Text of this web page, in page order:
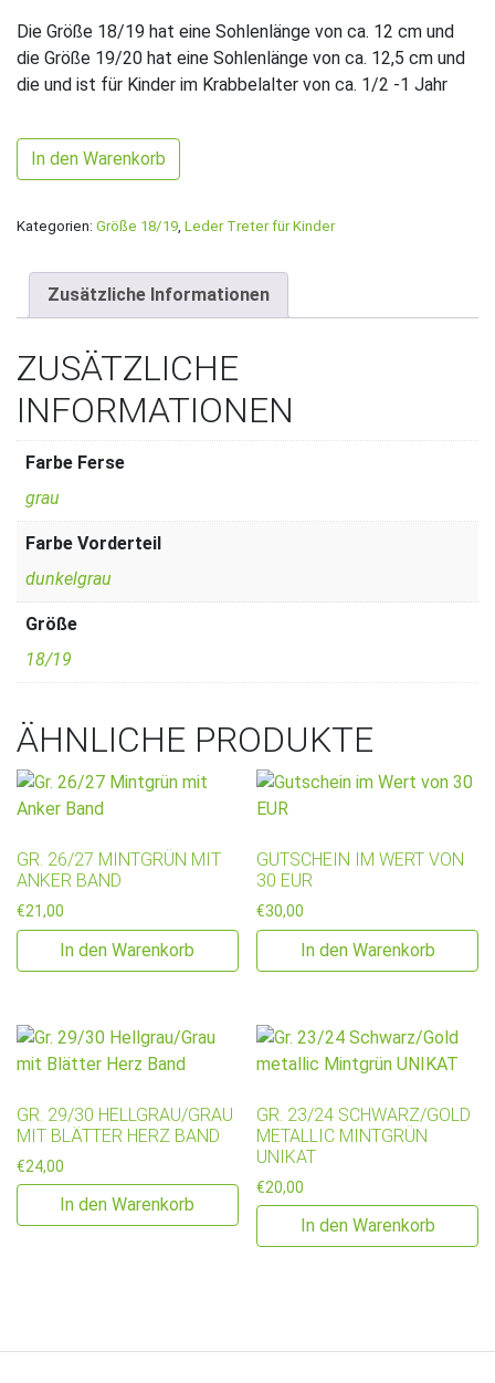
Die Größe 18/19 hat eine Sohlenlänge von ca. 12 cm und
die Größe 19/20 hat eine Sohlenlänge von ca. 12,5 cm und
die und ist für Kinder im Krabbelalter von ca. 1/2 -1 Jahr
Gr. 18/19 Dunkelgrau/Silber mit Blätter Herz Band UNIKAT
In den Warenkorb
Kategorien: Größe 18/19, Leder Treter für Kinder
Zusätzliche Informationen
ZUSÄTZLICHE
INFORMATIONEN
Farbe Ferse
grau
Farbe Vorderteil
dunkelgrau
Größe
18/19
ÄHNLICHE PRODUKTE
GR. 26/27 MINTGRÜN MIT
ANKER BAND
€21,00
In den Warenkorb
GUTSCHEIN IM WERT VON
30 EUR
€30,00
In den Warenkorb
GR. 29/30 HELLGRAU/GRAU
MIT BLÄTTER HERZ BAND
€24,00
In den Warenkorb
GR. 23/24 SCHWARZ/GOLD
METALLIC MINTGRÜN
UNIKAT
€20,00
In den Warenkorb